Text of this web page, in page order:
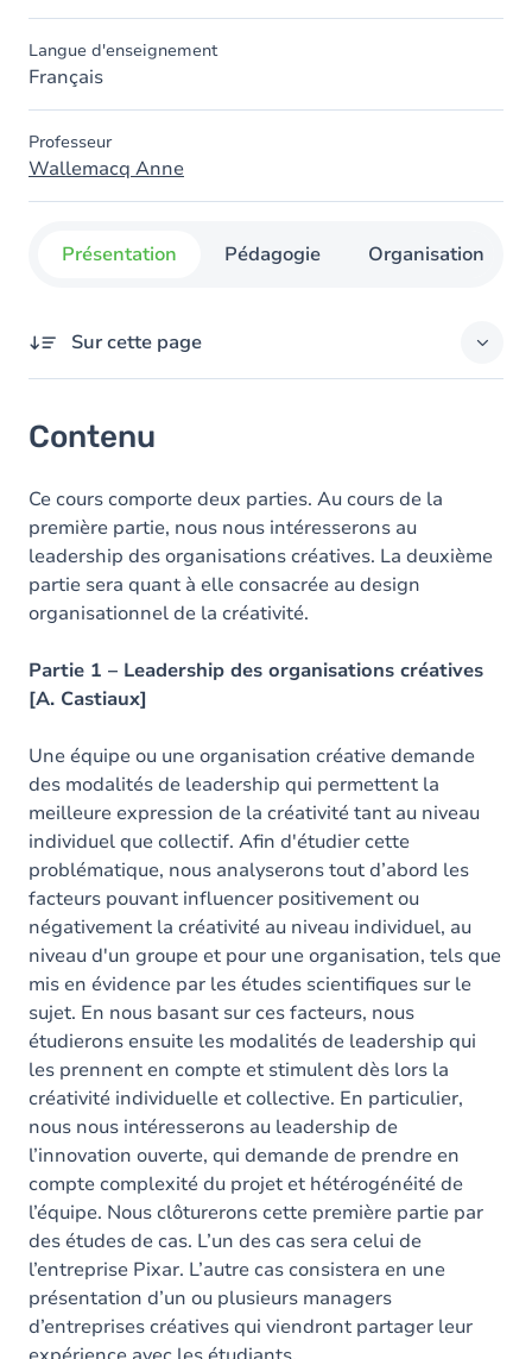
Langue d'enseignement
Français
Professeur
Wallemacq Anne
Présentation Pédagogie Organisation
Sur cette page
Contenu
Ce cours comporte deux parties. Au cours de la
première partie, nous nous intéresserons au
leadership des organisations créatives. La deuxième
partie sera quant à elle consacrée au design
organisationnel de la créativité.
Partie 1 – Leadership des organisations créatives
[A. Castiaux]
Une équipe ou une organisation créative demande
des modalités de leadership qui permettent la
meilleure expression de la créativité tant au niveau
individuel que collectif. Afin d'étudier cette
problématique, nous analyserons tout d’abord les
facteurs pouvant influencer positivement ou
négativement la créativité au niveau individuel, au
niveau d'un groupe et pour une organisation, tels que
mis en évidence par les études scientifiques sur le
sujet. En nous basant sur ces facteurs, nous
étudierons ensuite les modalités de leadership qui
les prennent en compte et stimulent dès lors la
créativité individuelle et collective. En particulier,
nous nous intéresserons au leadership de
l’innovation ouverte, qui demande de prendre en
compte complexité du projet et hétérogénéité de
l’équipe. Nous clôturerons cette première partie par
des études de cas. L’un des cas sera celui de
l’entreprise Pixar. L’autre cas consistera en une
présentation d’un ou plusieurs managers
d’entreprises créatives qui viendront partager leur